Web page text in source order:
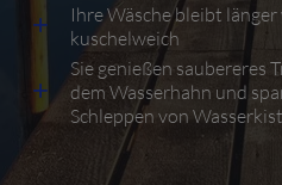
Ihre Wäsche bleibt
kuschelweich
Sie genießen saubereres
dem Wasserhahn und
Schleppen von